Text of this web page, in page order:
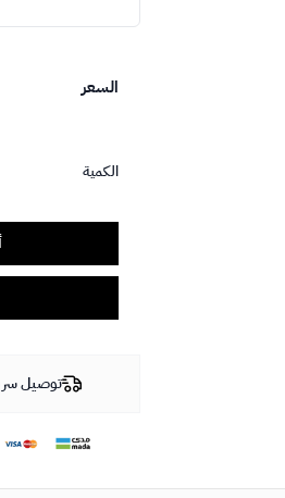
السعر
الكمية
توصيل